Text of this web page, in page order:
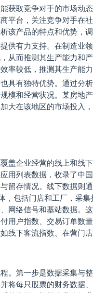
获取竞争对手的市场动
平台，关注竞争对手在
该产品的特点和优势，
供有力支持。在制造业
从而推测其生产能力和
率较低，推测其生产能
具有独特优势。通过分
模和经营状况。某房地
大在该地区的市场投入
盖企业经营的线上和线
用列表数据，收录了中
留存情况。线下数据则
，包括门店和工厂，采
网络信号和基站数据。
用户指数、交易订单数
线下客流指数、在营门
。第一步是数据采集与
将每只股票的财务数据